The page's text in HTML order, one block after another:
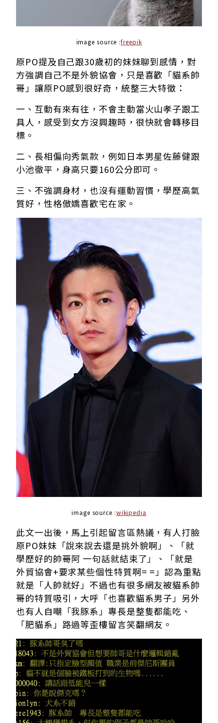
image source :freepik
原PO提及自己跟30歲初的妹妹聊到感情，對
方強調自己不是外貌協會，只是喜歡「貓系帥
哥」讓原PO感到很好奇，統整三大特徵：
一、互動有來有往，不會主動當火山孝子跟工
具人，感受到女方沒興趣時，很快就會轉移目
標 。
二、長相偏向秀氣款，例如日本男星佐藤健跟
小池徹平，身高只要160公分即可 。
三、不強調身材，也沒有運動習慣，學歷高氣
質好，性格傲嬌喜歡宅在家。
image source :wikipedia
此文一出後，馬上引起留言區熱議，有人打臉
原PO妹妹「說來說去還是挑外貌啊」、「就
學歷好的帥哥阿 一句話就結束了」、「就是
外貿協會+要求某些個性特質啊= =」認為重點
就是「人帥就好」不過也有很多網友被貓系帥
哥的特質吸引，大呼「也喜歡貓系男子」另外
也有人自嘲「我豚系」專長是整隻都能吃、
「肥貓系」路過等歪樓留言笑翻網友。